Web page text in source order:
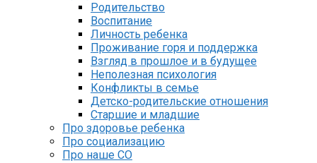
Родительство
Воспитание
Личность ребенка
Проживание горя и поддержка
Взгляд в прошлое и в будущее
Неполезная психология
Конфликты в семье
Детско-родительские отношения
Старшие и младшие
Про здоровье ребенка
Про социализацию
Про наше СО